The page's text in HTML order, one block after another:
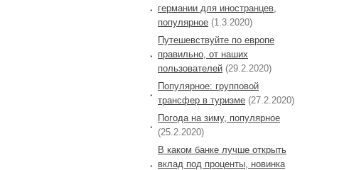
германии для иностранцев,
популярное (1.3.2020)
Путешевствуйте по европе
правильно, от наших
пользователей (29.2.2020)
Популярное: групповой
трансфер в туризме (27.2.2020)
Погода на зиму, популярное
(25.2.2020)
В каком банке лучше открыть
вклад под проценты, новинка